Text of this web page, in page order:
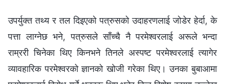
उपर्युक्त तथ्य र तल दिइएको पत्रुसको उदाहरणलाई जोडेर हेर्दा, के
पत्ता लाग्नेछ भने, पत्रुसले साँच्‍चै नै परमेश्‍वरलाई अरूले भन्दा
राम्ररी चिनेका थिए किनभने तिनले अस्पष्ट परमेश्‍वरलाई त्यागेर
व्यावहारिक परमेश्‍वरको ज्ञानको खोजी गरेका थिए। उनका बुबाआमा